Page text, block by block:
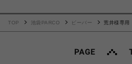
TOP 池袋PARCO ビーバー 荒井様専用